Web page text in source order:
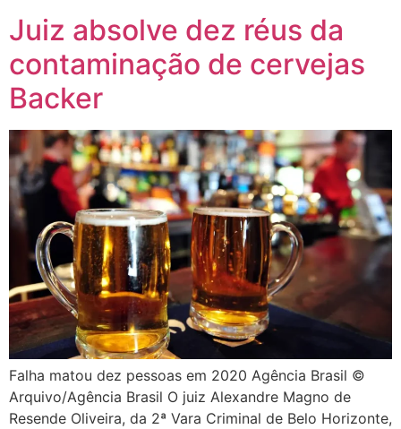
Juiz absolve dez réus da
contaminação de cervejas
Backer
Falha matou dez pessoas em 2020 Agência Brasil ©
Arquivo/Agência Brasil O juiz Alexandre Magno de
Resende Oliveira, da 2ª Vara Criminal de Belo Horizonte,